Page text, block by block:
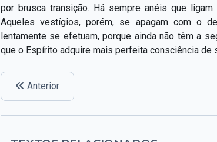
por brusca transição. Há sempre anéis que
Aqueles vestígios, porém, se apagam com o
lentamente se efetuam, porque ainda não têm a
que o Espírito adquire mais perfeita consciência de
Anterior